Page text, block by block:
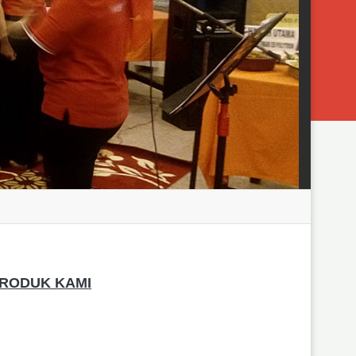
KAMI